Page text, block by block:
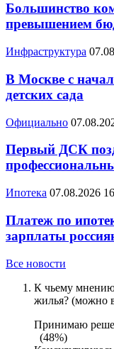
Большинство
превышением
Инфраструктура
В Москве с
детских сада
Официально
Первый ДСК
Ипотека 07.08.2026
Платеж по
зарплаты
Все новости
К чьему
жилья? (можно
Принимаю
(48%)